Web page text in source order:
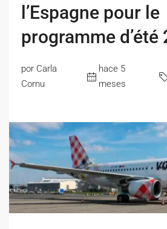
l’Espagne pour le
programme d’été
por Carla
Cornu
hace 5
meses